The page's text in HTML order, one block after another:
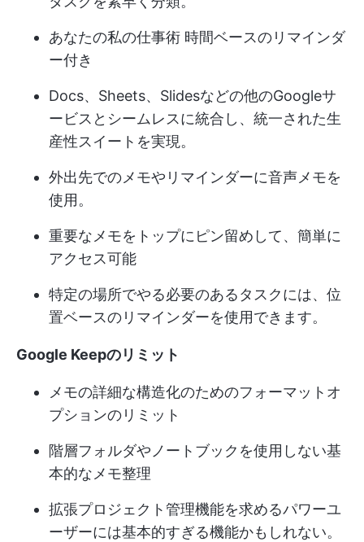
あなたの私の仕事術 時間ベースのリマインダ
ー付き
Docs、Sheets、Slidesなどの他のGoogleサ
ービスとシームレスに統合し、統一された生
産性スイートを実現。
外出先でのメモやリマインダーに音声メモを
使用。
重要なメモをトップにピン留めして、簡単に
アクセス可能
特定の場所でやる必要のあるタスクには、位
置ベースのリマインダーを使用できます。
Google Keepのリミット
メモの詳細な構造化のためのフォーマットオ
プションのリミット
階層フォルダやノートブックを使用しない基
本的なメモ整理
拡張プロジェクト管理機能を求めるパワーユ
ーザーには基本的すぎる機能かもしれない。